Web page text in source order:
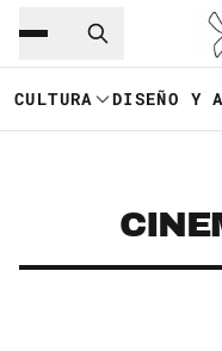
Saltar al
CULTURA DISEÑO Y